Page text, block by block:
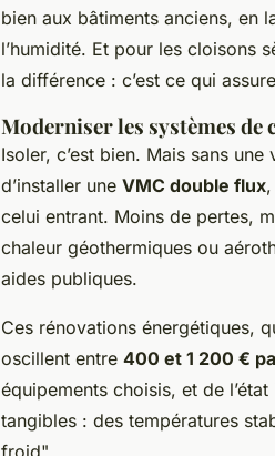
bien aux bâtiments anciens, en
l’humidité. Et pour les cloisons
la différence : c’est ce qui
Moderniser les systèmes de
Isoler, c’est bien. Mais sans
d’installer une VMC double flux
celui entrant. Moins de pertes,
chaleur géothermiques ou
aides publiques.
Ces rénovations énergétiques,
oscillent entre 400 et 1 200 €
équipements choisis, et de
tangibles : des températures